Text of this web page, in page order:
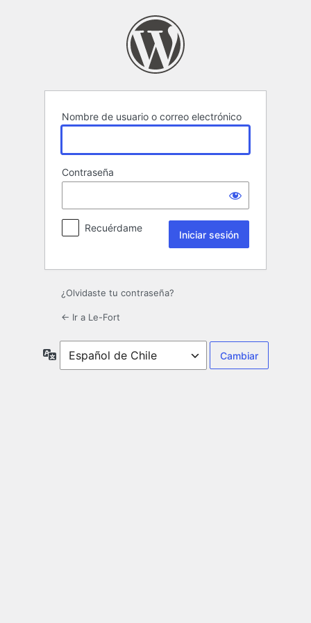
Nombre de usuario o correo electrónico
Contraseña
Recuérdame
¿Olvidaste tu contraseña?
← Ir a Le-Fort
Idioma